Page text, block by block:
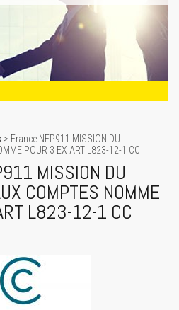
> France NEP911 MISSION DU
POUR 3 EX ART L823-12-1 CC
MISSION DU
COMPTES NOMME
L823-12-1 CC